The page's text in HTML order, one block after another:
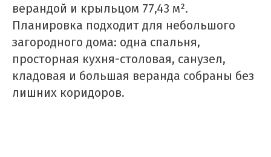
верандой и крыльцом 77,43 м².
Планировка подходит для небольшого
загородного дома: одна спальня,
просторная кухня-столовая, санузел,
кладовая и большая веранда собраны без
лишних коридоров.